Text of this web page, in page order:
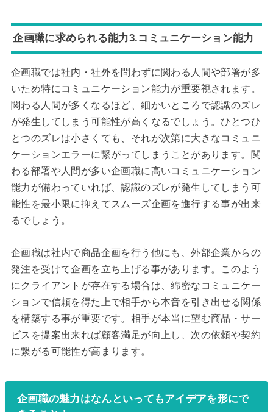
企画職に求められる能力3.コミュニケーション能力
企画職では社内・社外を問わずに関わる人間や部署が多
いため特にコミュニケーション能力が重要視されます。
関わる人間が多くなるほど、細かいところで認識のズレ
が発生してしまう可能性が高くなるでしょう。ひとつひ
とつのズレは小さくても、それが次第に大きなコミュニ
ケーションエラーに繋がってしまうことがあります。関
わる部署や人間が多い企画職に高いコミュニケーション
能力が備わっていれば、認識のズレが発生してしまう可
能性を最小限に抑えてスムーズ企画を進行する事が出来
るでしょう。
企画職は社内で商品企画を行う他にも、外部企業からの
発注を受けて企画を立ち上げる事があります。このよう
にクライアントが存在する場合は、綿密なコミュニケー
ションで信頼を得た上で相手から本音を引き出せる関係
を構築する事が重要です。相手が本当に望む商品・サー
ビスを提案出来れば顧客満足が向上し、次の依頼や契約
に繋がる可能性が高まります。
企画職の魅力はなんといってもアイデアを形にで